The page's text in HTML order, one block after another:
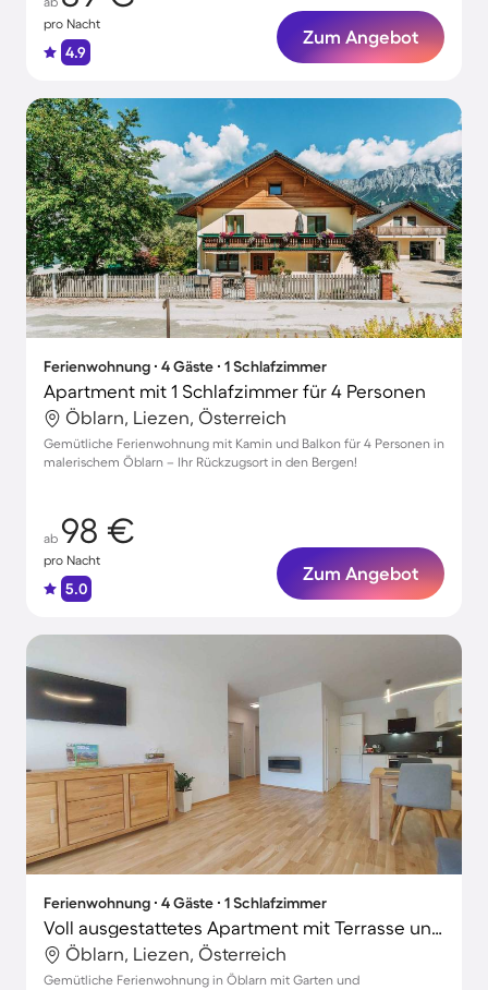
pro Nacht
4.9
Zum Angebot
Ferienwohnung ∙ 4 Gäste ∙ 1 Schlafzimmer
Apartment mit 1 Schlafzimmer für 4 Personen
Öblarn, Liezen, Österreich
Gemütliche Ferienwohnung mit Kamin und Balkon für 4 Personen in
malerischem Öblarn – Ihr Rückzugsort in den Bergen!
ab 98 €
pro Nacht
5.0
Zum Angebot
Ferienwohnung ∙ 4 Gäste ∙ 1 Schlafzimmer
Voll ausgestattetes Apartment mit Terrasse und Garten | Hunde erlaubt
Öblarn, Liezen, Österreich
Gemütliche Ferienwohnung in Öblarn mit Garten und